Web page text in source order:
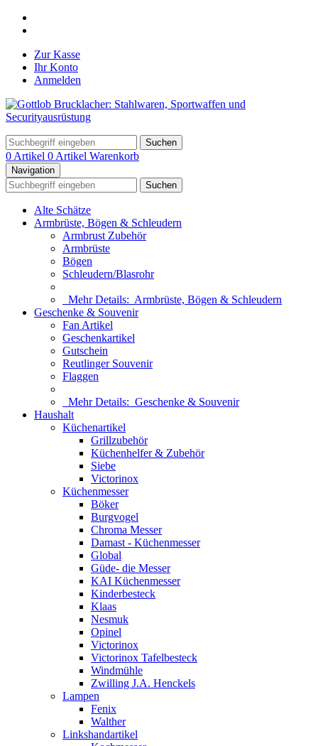
Zur Kasse
Ihr Konto
Anmelden
Suchen
0 Artikel 0 Artikel Warenkorb
Navigation
Suchen
Alte Schätze
Armbrüste, Bögen & Schleudern
Armbrust Zubehör
Armbrüste
Bögen
Schleudern/Blasrohr
Mehr Details: Armbrüste, Bögen & Schleudern
Geschenke & Souvenir
Fan Artikel
Geschenkartikel
Gutschein
Reutlinger Souvenir
Flaggen
Mehr Details: Geschenke & Souvenir
Haushalt
Küchenartikel
Grillzubehör
Küchenhelfer & Zubehör
Siebe
Victorinox
Küchenmesser
Böker
Burgvogel
Chroma Messer
Damast - Küchenmesser
Global
Güde- die Messer
KAI Küchenmesser
Kinderbesteck
Klaas
Nesmuk
Opinel
Victorinox
Victorinox Tafelbesteck
Windmühle
Zwilling J.A. Henckels
Lampen
Fenix
Walther
Linkshandartikel